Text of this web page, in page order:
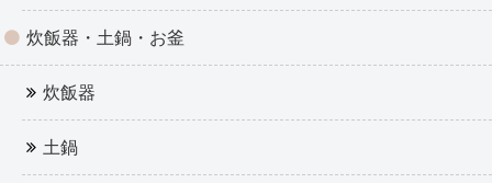
炊飯器・土鍋・お釜
炊飯器
土鍋